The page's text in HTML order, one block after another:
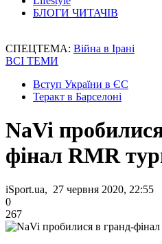
БЛОГИ ЧИТАЧІВ
СПЕЦТЕМА: Війна в Ірані
ВСІ ТЕМИ
Вступ України в ЄС
Теракт в Барселоні
NaVi
фінал RMR
iSport.ua, 27 червня 2020, 22:55
0
267